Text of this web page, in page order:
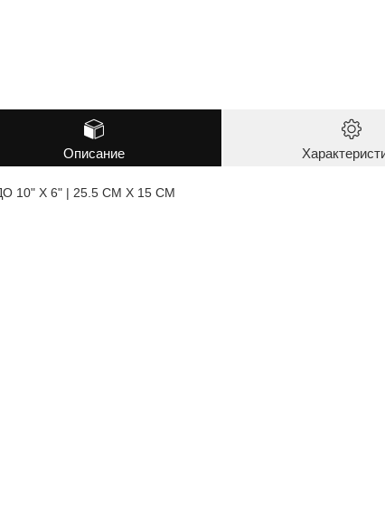
Описание
10" X 6" | 25.5 CM X 15 CM